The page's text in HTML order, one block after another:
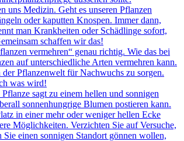
uns Medizin. Geht es unseren Pflanzen
oder kaputten Knospen. Immer dann,
man Krankheiten oder Schädlinge sofort,
schaffen wir das!
vermehren“ genau richtig. Wie das bei
auf unterschiedliche Arten vermehren kann.
Pflanzenwelt für Nachwuchs zu sorgen.
was wird!
sagt zu einem hellen und sonnigen
sonnenhungrige Blumen postieren kann.
in einer mehr oder weniger hellen Ecke
Möglichkeiten. Verzichten Sie auf Versuche,
einen sonnigen Standort gönnen wollen,